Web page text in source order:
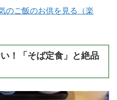
のご飯のお供を見る（楽
！「そば定食」と絶品